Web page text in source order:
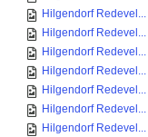
Hilgendorf Redevel...
Hilgendorf Redevel...
Hilgendorf Redevel...
Hilgendorf Redevel...
Hilgendorf Redevel...
Hilgendorf Redevel...
Hilgendorf Redevel...